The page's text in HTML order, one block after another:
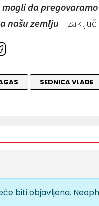
da
našu zemlju–
SEDNICA VLADE
biti objavljena.